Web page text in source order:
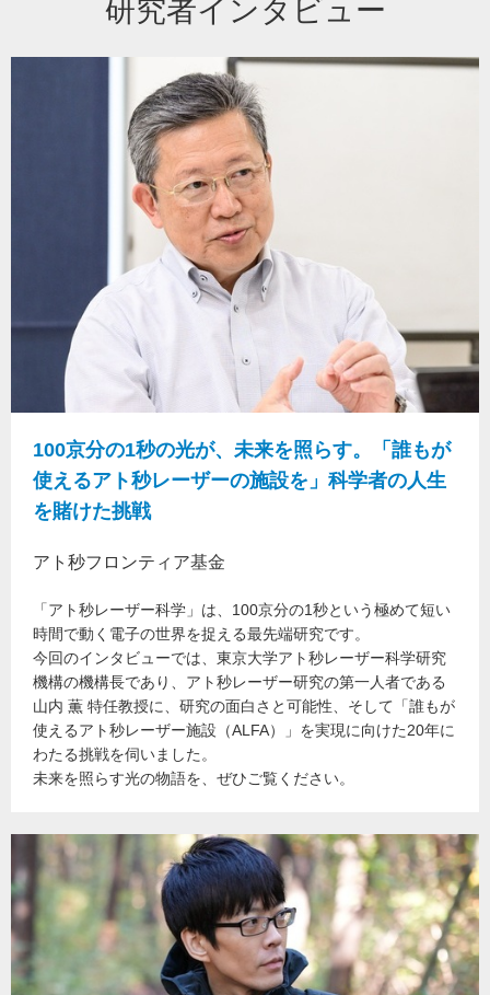
研究者インタビュー
100京分の1秒の光が、未来を照らす。「誰もが
使えるアト秒レーザーの施設を」科学者の人生
を賭けた挑戦
アト秒フロンティア基金
「アト秒レーザー科学」は、100京分の1秒という極めて短い
時間で動く電子の世界を捉える最先端研究です。
今回のインタビューでは、東京大学アト秒レーザー科学研究
機構の機構長であり、アト秒レーザー研究の第一人者である
山内 薫 特任教授に、研究の面白さと可能性、そして「誰もが
使えるアト秒レーザー施設（ALFA）」を実現に向けた20年に
わたる挑戦を伺いました。
未来を照らす光の物語を、ぜひご覧ください。